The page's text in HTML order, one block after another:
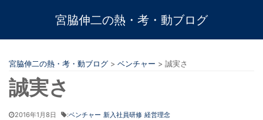
宮脇伸二の熱・考・動ブログ
宮脇伸二の熱・考・動ブログ > ベンチャー > 誠実さ
誠実さ
2016年1月8日 :ベンチャー 新入社員研修 経営理念